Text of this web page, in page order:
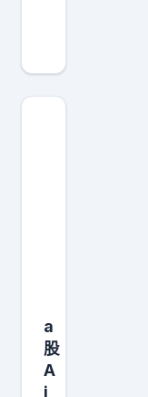
错
底
钱
，
你
a
股
A
i